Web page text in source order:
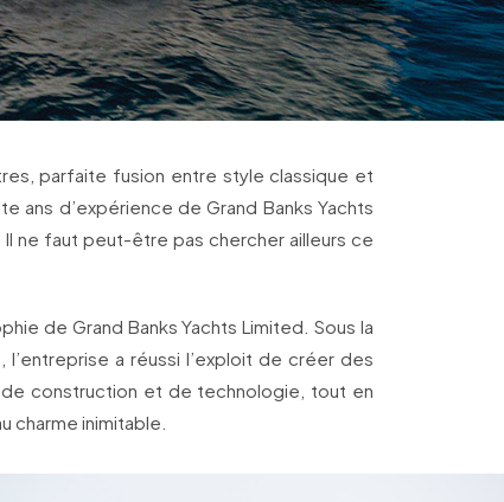
parfaite fusion entre style classique et
ans d’expérience de Grand Banks Yachts
ne faut peut-être pas chercher ailleurs ce
de Grand Banks Yachts Limited. Sous la
l’entreprise a réussi l’exploit de créer des
construction et de technologie, tout en
charme inimitable.